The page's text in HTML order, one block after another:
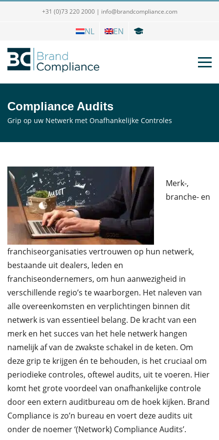
+31 (0)73 220 2000 | info@brandcompliance.com
NL EN
Compliance Audits
Grip op uw Netwerk met Onafhankelijke Controles
Merk-,
branche- en
franchiseorganisaties vertrouwen op hun netwerk,
bestaande uit dealers, leden en
franchiseondernemers, om hun aanwezigheid in
verschillende regio’s te waarborgen. Het naleven van
alle overeenkomsten en verplichtingen binnen dit
netwerk is van essentieel belang. De kracht van een
merk en het succes van het hele netwerk hangen
namelijk af van de zwakste schakel in de keten. Om
deze grip te krijgen én te behouden, is het cruciaal om
periodieke controles, oftewel audits, uit te voeren. Hier
komt het grote voordeel van onafhankelijke controle
door een extern auditbureau om de hoek kijken. Brand
Compliance is zo’n bureau en voert deze audits uit
onder de noemer ‘(Network) Compliance Audits’.